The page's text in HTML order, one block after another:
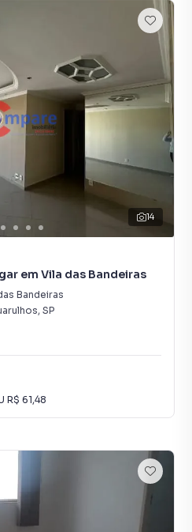
14
em Vila das Bandeiras
Bandeiras
, SP
R$ 61,48